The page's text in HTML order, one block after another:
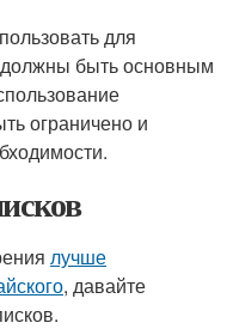
для
быть основным
ограничено и
лучше
, давайте